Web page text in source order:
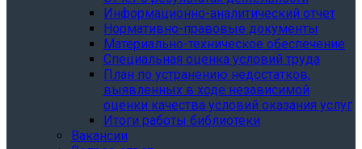
Информационно-аналитический отчет
Нормативно-правовые документы
Материально-техническое обеспечение
Специальная оценка условий труда
План по устранению недостатков,
выявленных в ходе независимой
оценки качества условий оказания услуг
Итоги работы библиотеки
Вакансии